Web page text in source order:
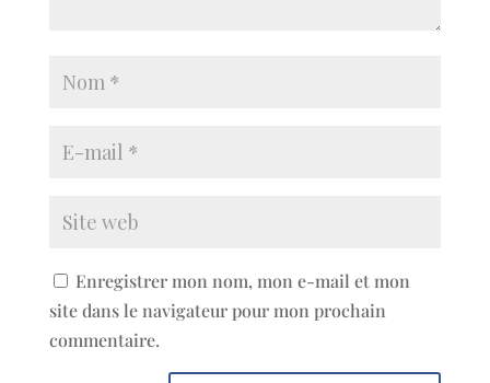
Enregistrer mon nom, mon e-mail et mon
site dans le navigateur pour mon prochain
commentaire.